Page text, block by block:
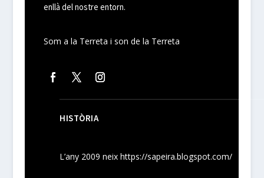
enllà del nostre entorn.
Som a la Terreta i son de la Terreta
HISTÒRIA
L’any 2009 neixhttps://sapeira.blogspot.com/